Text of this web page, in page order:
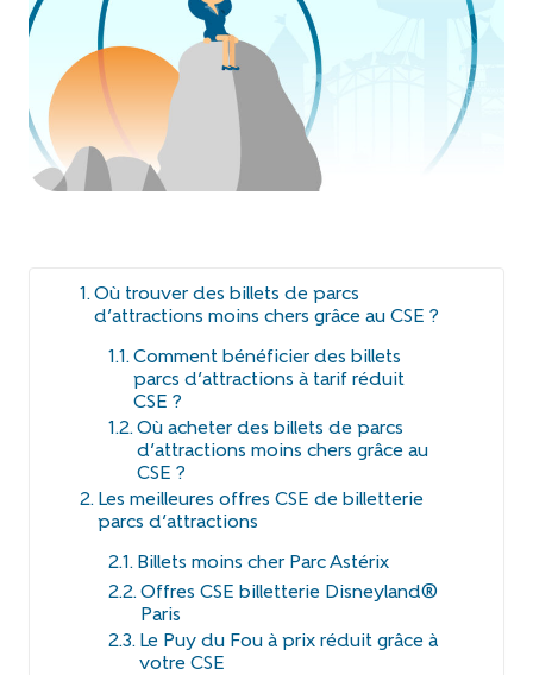
Où trouver des billets de parcs
d’attractions moins chers grâce au CSE ?
Comment bénéficier des billets
parcs d’attractions à tarif réduit
CSE ?
Où acheter des billets de parcs
d’attractions moins chers grâce au
CSE ?
Les meilleures offres CSE de billetterie
parcs d’attractions
Billets moins cher Parc Astérix
Offres CSE billetterie Disneyland®
Paris
Le Puy du Fou à prix réduit grâce à
votre CSE